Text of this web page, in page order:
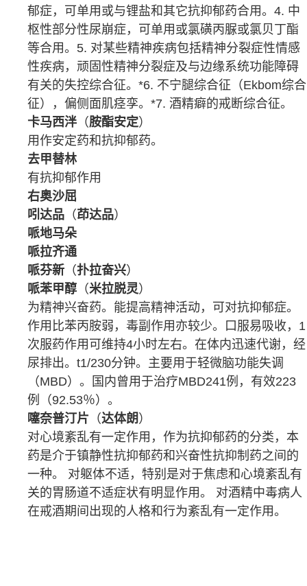
郁症，可单用或与锂盐和其它抗抑郁药合用。4. 中
枢性部分性尿崩症，可单用或氯磺丙脲或氯贝丁酯
等合用。5. 对某些精神疾病包括精神分裂症性情感
性疾病，顽固性精神分裂症及与边缘系统功能障碍
有关的失控综合征。*6. 不宁腿综合征 （Ekbom综合
征），偏侧面肌痉孪。*7. 酒精癖的戒断综合征。
卡马西泮 （胺酯安定）
用作安定药和抗抑郁药。
去甲替林
有抗抑郁作用
右奥沙屈
吲达品 （茚达品）
哌地马朵
哌拉齐通
哌芬新 （扑拉奋兴）
哌苯甲醇 （米拉脱灵）
为精神兴奋药。能提高精神活动，可对抗抑郁症。
作用比苯丙胺弱， 毒副作用 亦较少。口服易吸收，1
次服药作用可维持4小时左右。在体内迅速代谢，经
尿排出。t1/230分钟。主要用于轻微脑功能失调
（MBD）。国内曾用于治疗MBD241例，有效223
例（92.53％）。
噻奈普汀片 （达体朗）
对心境紊乱有一定作用，作为抗抑郁药的分类，本
药是介于镇静性抗抑郁药和 兴奋性抗抑制药之间的
一种。 对躯体不适，特别是对于焦虑和心境紊乱有
关的胃肠道不适症状有明显作用。 对酒精中毒病人
在戒酒期间出现的人格和行为紊乱有一定作用。